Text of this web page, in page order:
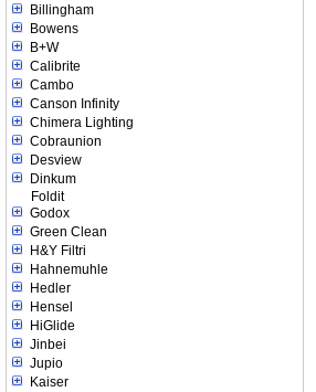
Billingham
Bowens
B+W
Calibrite
Cambo
Canson Infinity
Chimera Lighting
Cobraunion
Desview
Dinkum
Foldit
Godox
Green Clean
H&Y Filtri
Hahnemuhle
Hedler
Hensel
HiGlide
Jinbei
Jupio
Kaiser